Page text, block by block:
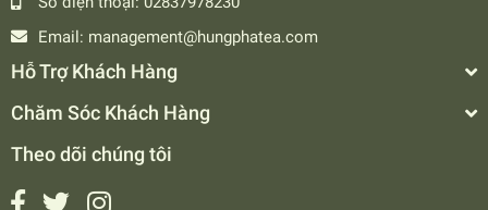
Email: management@hungphatea.com
Hỗ Trợ Khách Hàng
Chăm Sóc Khách Hàng
Theo dõi chúng tôi